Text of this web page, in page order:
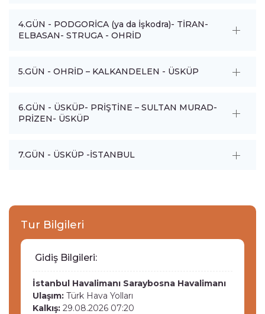
4.GÜN - PODGORİCA (ya da İşkodra)- TİRAN-
ELBASAN- STRUGA - OHRİD
5.GÜN - OHRİD – KALKANDELEN - ÜSKÜP
6.GÜN - ÜSKÜP- PRİŞTİNE – SULTAN MURAD-
PRİZEN- ÜSKÜP
7.GÜN - ÜSKÜP -İSTANBUL
Tur Bilgileri
Gidiş Bilgileri:
İstanbul Havalimanı Saraybosna Havalimanı
Ulaşım: Türk Hava Yolları
Kalkış: 29.08.2026 07:20